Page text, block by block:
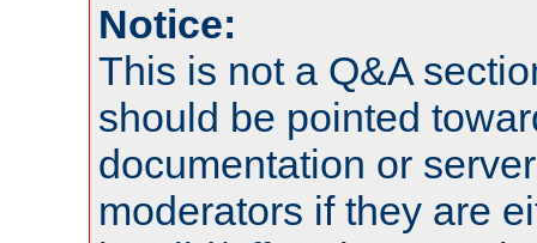
Notice:
This is not a Q&A
should be pointed
documentation or
moderators if they are